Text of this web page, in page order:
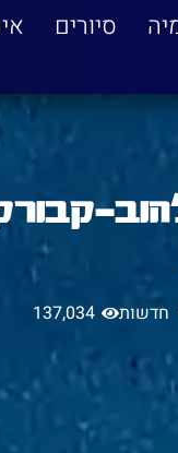
סיורים
חדשות 137,034